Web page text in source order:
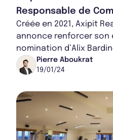
Responsable de
Créée en 2021, Axipit
annonce renforcer son
nomination d’Alix
responsable
décision intervi...
Pierre Aboukrat
19/01/24